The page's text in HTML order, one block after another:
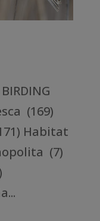
(169)
Habitat
(7)